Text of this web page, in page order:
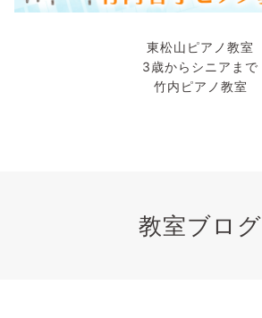
東松山ピアノ教室
3歳からシニアまで
竹内ピアノ教室
教室ブログ